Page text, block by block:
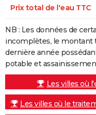
Prix total de l'eau TTC
NB : Les données de
incomplètes, le montant
dernière année
potable et
Les villes où
Les villes où le